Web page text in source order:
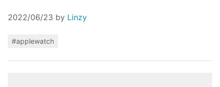
2022/06/23 by Linzy
#applewatch